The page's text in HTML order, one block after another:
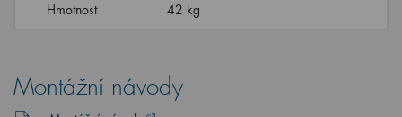
Hmotnost
42 kg
Montážní návody